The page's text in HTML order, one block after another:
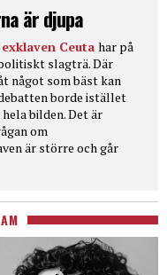
är djupa
Ceuta har på
slagträ. Där
något som bäst kan
borde istället
bilden. Det är
om
är större och går